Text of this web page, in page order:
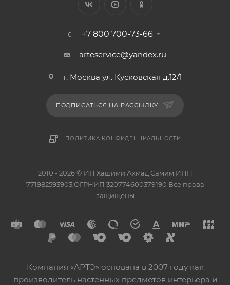
+7 800 700-73-66
arteservice@yandex.ru
г. Москва ул. Кусковская д.12/1
ПОДПИСАТЬСЯ НА РАССЫЛКУ
ПОЛИТИКА КОНФИДЕНЦИАЛЬНОСТИ
2010 - 2026 © ИП Хашими Ахмад Самим ИНН
771982593903,ОГРНИП 320774600379190 Все права
защищены
Компания «АРТЭ» основана в 2007 году как
производитель настенных предметов интерьера и